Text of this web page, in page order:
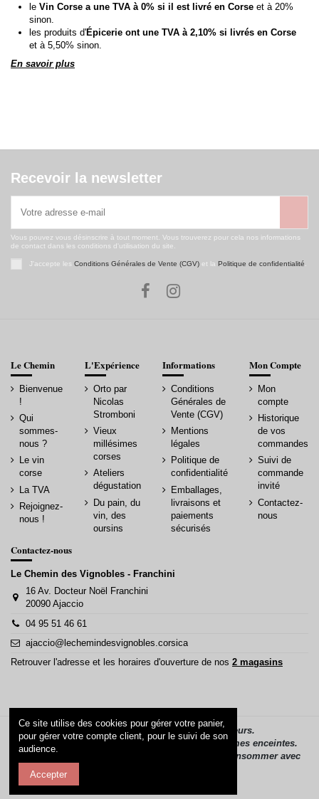
le Vin Corse a une TVA à 0% si il est livré en Corse et à 20%
sinon.
les produits d'Épicerie ont une TVA à 2,10% si livrés en Corse
et à 5,50% sinon.
En savoir plus
Recevoir la newsletter
Vous pouvez vous désinscrire à tout moment. Vous trouverez pour cela nos informations
de contact dans les conditions d'utilisation du site.
J'accepte les Conditions Générales de Vente (CGV)et la Politique de confidentialité
Le Chemin
Bienvenue
!
Qui
sommes-
nous ?
Le vin
corse
La TVA
Rejoignez-
nous !
L'Expérience
Orto par
Nicolas
Stromboni
Vieux
millésimes
corses
Ateliers
dégustation
Du pain, du
vin, des
oursins
Informations
Conditions
Générales de
Vente (CGV)
Mentions
légales
Politique de
confidentialité
Emballages,
livraisons et
paiements
sécurisés
Mon Compte
Mon
compte
Historique
de vos
commandes
Suivi de
commande
invité
Contactez-
nous
Contactez-nous
Le Chemin des Vignobles - Franchini
16 Av. Docteur Noël Franchini
20090 Ajaccio
04 95 51 46 61
ajaccio@lechemindesvignobles.corsica
Retrouver l'adresse et les horaires d'ouverture de nos 2 magasins
La vente d’alcool est interdite aux mineurs.
L’alcool ne doit pas être consommé par les femmes enceintes.
L’abus d’alcool est dangereux pour la santé, à consommer avec
Ce site utilise des cookies pour gérer votre panier,
pour gérer votre compte client, pour le suivi de son
audience.
Accepter